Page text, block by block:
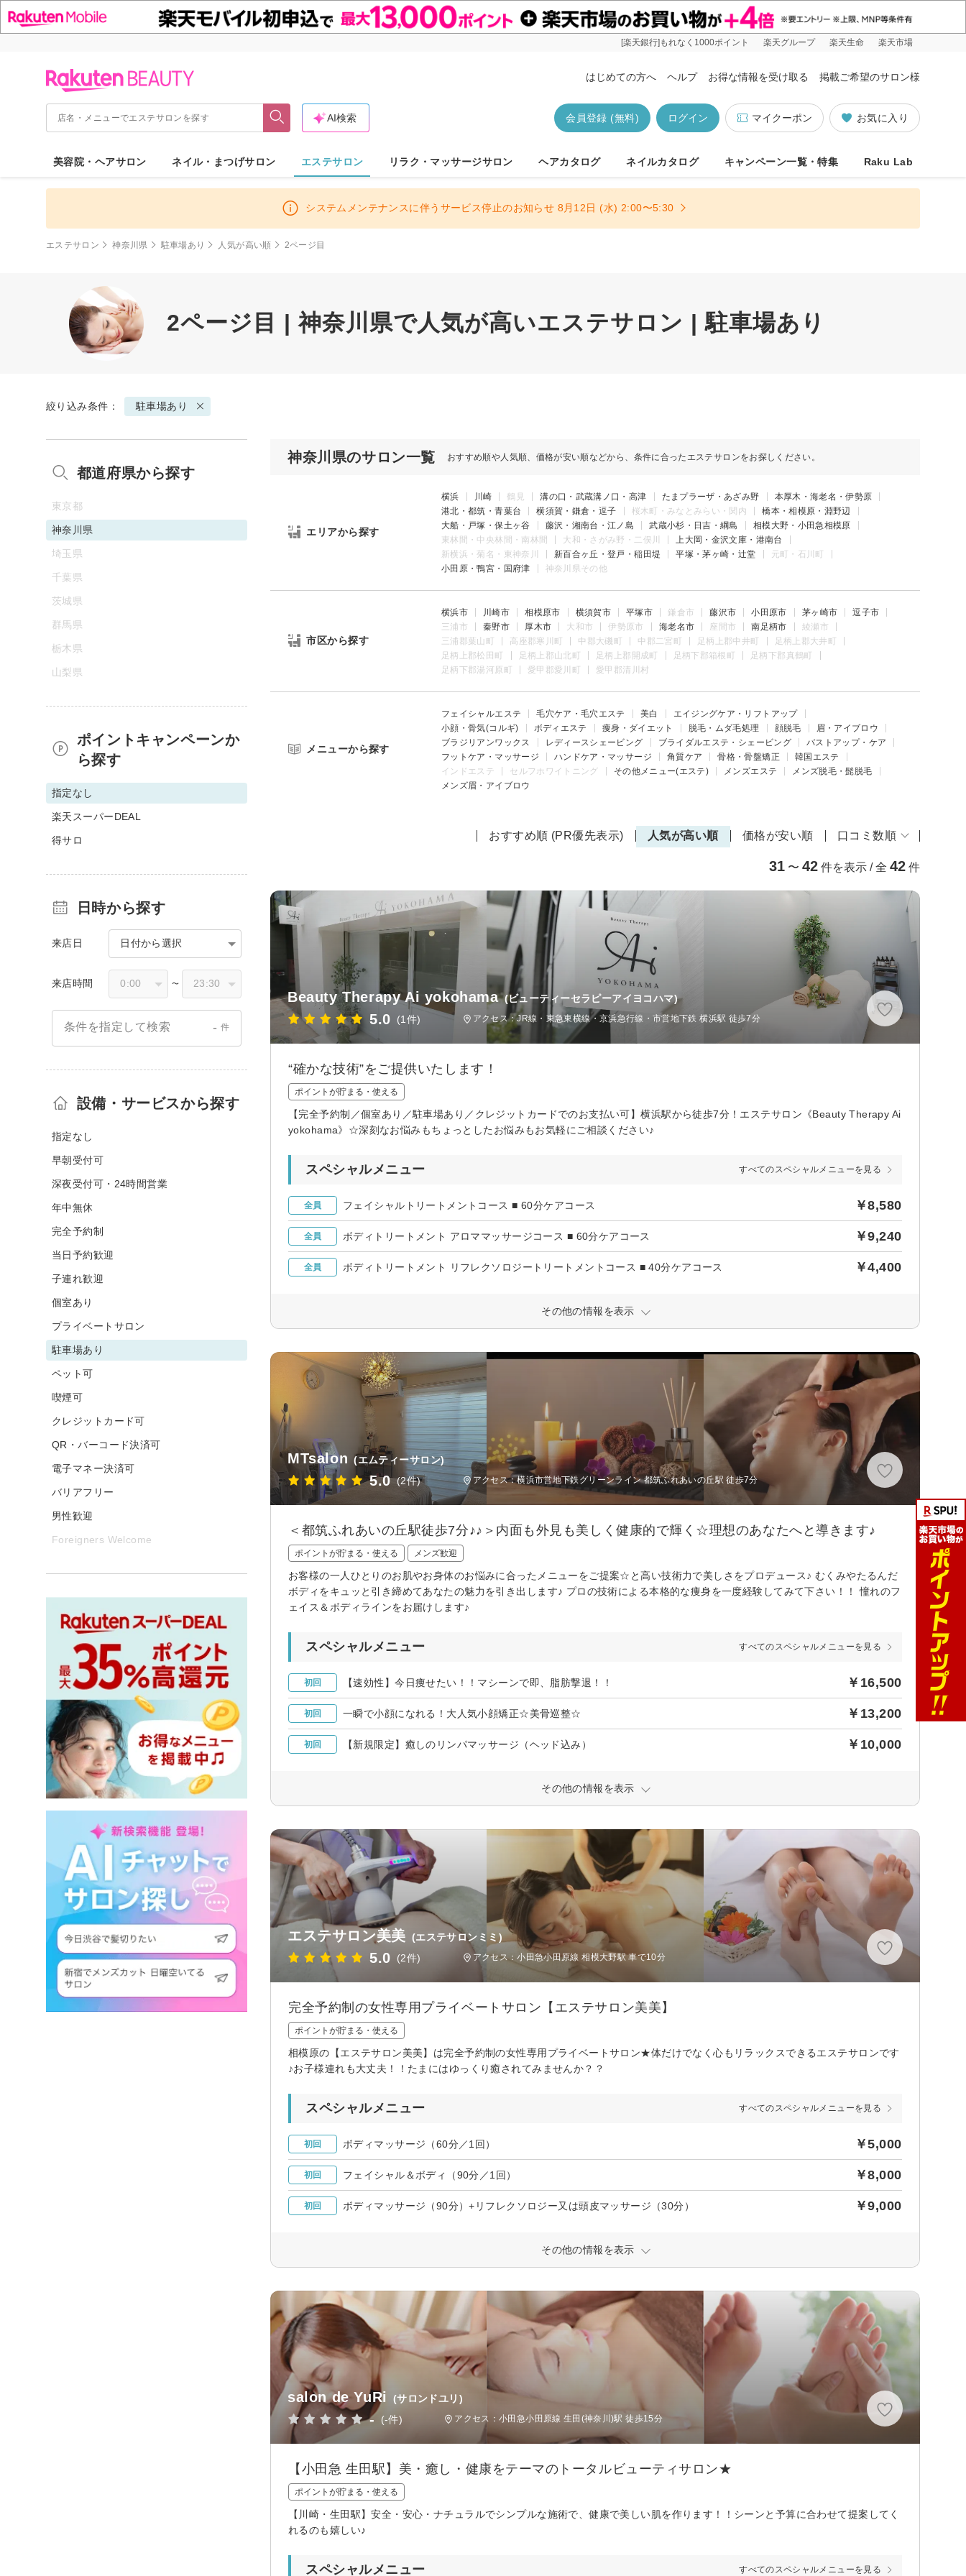
[楽天銀行]もれなく1000ポイント 楽天グループ 楽天生命 楽天市場
はじめての方へ ヘルプ お得な情報を受け取る 掲載ご希望のサロン様
お気に入り
マイクーポン
ログイン
会員登録 (無料)
AI検索
美容院・ヘアサロン ネイル・まつげサロン エステサロン リラク・マッサージサロン ヘアカタログ ネイルカタログ キャンペーン一覧・特集 Raku Lab
システムメンテナンスに伴うサービス停止のお知らせ 8月12日 (水) 2:00〜5:30
エステサロン 神奈川県 駐車場あり 人気が高い順 2ページ目
2ページ目 | 神奈川県で人気が高いエステサロン | 駐車場あり
絞り込み条件： 駐車場あり
神奈川県のサロン一覧 おすすめ順や人気順、価格が安い順などから、条件に合ったエステサロンをお探しください。
エリアから探す
横浜 川崎 鶴見 溝の口・武蔵溝ノ口・高津 たまプラーザ・あざみ野
本厚木・海老名・伊勢原
港北・都筑・青葉台
横須賀・鎌倉・逗子 桜木町・みなとみらい・関内
橋本・相模原・淵野辺
大船・戸塚・保土ヶ谷
藤沢・湘南台・江ノ島 武蔵小杉・日吉・綱島
相模大野・小田急相模原
東林間・中央林間・南林間
大和・さがみ野・二俣川
上大岡・金沢文庫・港南台
新横浜・菊名・東神奈川
新百合ヶ丘・登戸・稲田堤 平塚・茅ヶ崎・辻堂
元町・石川町
小田原・鴨宮・国府津
神奈川県その他
市区から探す
横浜市 川崎市 相模原市 横須賀市 平塚市 鎌倉市 藤沢市 小田原市 茅ヶ崎市
逗子市
三浦市
秦野市 厚木市 大和市 伊勢原市 海老名市 座間市 南足柄市
綾瀬市
三浦郡葉山町
高座郡寒川町 中郡大磯町 中郡二宮町 足柄上郡中井町
足柄上郡大井町
足柄上郡松田町
足柄上郡山北町 足柄上郡開成町 足柄下郡箱根町
足柄下郡真鶴町
足柄下郡湯河原町
愛甲郡愛川町 愛甲郡清川村
メニューから探す
フェイシャルエステ 毛穴ケア・毛穴エステ 美白
エイジングケア・リフトアップ
小顔・骨気(コルギ)
ボディエステ 痩身・ダイエット 脱毛・ムダ毛処理 顔脱毛
眉・アイブロウ
ブラジリアンワックス
レディースシェービング ブライダルエステ・シェービング
バストアップ・ケア
フットケア・マッサージ
ハンドケア・マッサージ 角質ケア 骨格・骨盤矯正
韓国エステ
インドエステ
セルフホワイトニング その他メニュー(エステ) メンズエステ
メンズ脱毛・髭脱毛
メンズ眉・アイブロウ
おすすめ順 (PR優先表示) 人気が高い順 価格が安い順 口コミ数順
31 〜 42 件を表示 / 全 42 件
Beauty Therapy Ai yokohama (ビューティーセラピーアイヨコハマ)
5.0 (1件) アクセス：JR線・東急東横線・京浜急行線・市営地下鉄 横浜駅 徒歩7分
“確かな技術”をご提供いたします！
ポイントが貯まる・使える
【完全予約制／個室あり／駐車場あり／クレジットカードでのお支払い可】横浜駅から徒歩7分！エステサロン《Beauty Therapy Ai
yokohama》☆深刻なお悩みもちょっとしたお悩みもお気軽にご相談ください♪
スペシャルメニュー すべてのスペシャルメニューを見る
全員 フェイシャルトリートメントコース ■ 60分ケアコース ￥8,580
全員 ボディトリートメント アロママッサージコース ■ 60分ケアコース ￥9,240
全員 ボディトリートメント リフレクソロジートリートメントコース ■ 40分ケアコース ￥4,400
その他の情報を表示
MTsalon (エムティーサロン)
5.0 (2件) アクセス：横浜市営地下鉄グリーンライン 都筑ふれあいの丘駅 徒歩7分
＜都筑ふれあいの丘駅徒歩7分♪♪＞内面も外見も美しく健康的で輝く☆理想のあなたへと導きます♪
ポイントが貯まる・使える メンズ歓迎
お客様の一人ひとりのお肌やお身体のお悩みに合ったメニューをご提案☆と高い技術力で美しさをプロデュース♪ むくみやたるんだ
ボディをキュッと引き締めてあなたの魅力を引き出します♪ プロの技術による本格的な痩身を一度経験してみて下さい！！ 憧れのフ
ェイス＆ボディラインをお届けします♪
スペシャルメニュー すべてのスペシャルメニューを見る
初回 【速効性】今日痩せたい！！マシーンで即、脂肪撃退！！ ￥16,500
初回 一瞬で小顔になれる！大人気小顔矯正☆美骨巡整☆ ￥13,200
初回 【新規限定】癒しのリンパマッサージ（ヘッド込み） ￥10,000
その他の情報を表示
エステサロン美美 (エステサロンミミ)
5.0 (2件) アクセス：小田急小田原線 相模大野駅 車で10分
完全予約制の女性専用プライベートサロン【エステサロン美美】
ポイントが貯まる・使える
相模原の【エステサロン美美】は完全予約制の女性専用プライベートサロン★体だけでなく心もリラックスできるエステサロンです
♪お子様連れも大丈夫！！たまにはゆっくり癒されてみませんか？？
スペシャルメニュー すべてのスペシャルメニューを見る
初回 ボディマッサージ（60分／1回） ￥5,000
初回 フェイシャル＆ボディ（90分／1回） ￥8,000
初回 ボディマッサージ（90分）+リフレクソロジー又は頭皮マッサージ（30分） ￥9,000
その他の情報を表示
salon de YuRi (サロンドユリ)
- (-件) アクセス：小田急小田原線 生田(神奈川)駅 徒歩15分
【小田急 生田駅】美・癒し・健康をテーマのトータルビューティサロン★
ポイントが貯まる・使える
【川崎・生田駅】安全・安心・ナチュラルでシンプルな施術で、健康で美しい肌を作ります！！シーンと予算に合わせて提案してく
れるのも嬉しい♪
スペシャルメニュー すべてのスペシャルメニューを見る
都道府県から探す
東京都
神奈川県
埼玉県
千葉県
茨城県
群馬県
栃木県
山梨県
ポイントキャンペーンか
ら探す
指定なし
楽天スーパーDEAL
得サロ
日時から探す
来店日 日付から選択
来店時間 〜
条件を指定して検索 - 件
設備・サービスから探す
指定なし
早朝受付可
深夜受付可・24時間営業
年中無休
完全予約制
当日予約歓迎
子連れ歓迎
個室あり
プライベートサロン
駐車場あり
ペット可
喫煙可
クレジットカード可
QR・バーコード決済可
電子マネー決済可
バリアフリー
男性歓迎
Foreigners Welcome